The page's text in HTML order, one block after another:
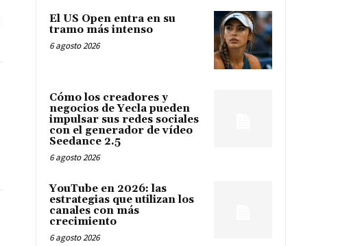
El US Open entra en su
tramo más intenso
6 agosto 2026
Cómo los creadores y
negocios de Yecla pueden
impulsar sus redes sociales
con el generador de vídeo
Seedance 2.5
6 agosto 2026
YouTube en 2026: las
estrategias que utilizan los
canales con más
crecimiento
6 agosto 2026